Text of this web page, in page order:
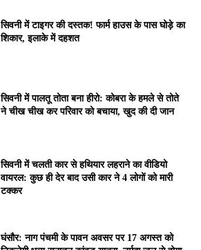
सिवनी में टाइगर की दस्तक! फार्म हाउस के पास घोड़े का
शिकार, इलाके में दहशत
सिवनी में पालतू तोता बना हीरो: कोबरा के हमले से तोते
ने चीख चीख कर परिवार को बचाया, खुद की दी जान
सिवनी में चलती कार से हथियार लहराने का वीडियो
वायरल: कुछ ही देर बाद उसी कार ने 4 लोगों को मारी
टक्कर
घंसौर: नाग पंचमी के पावन अवसर पर 17 अगस्त को